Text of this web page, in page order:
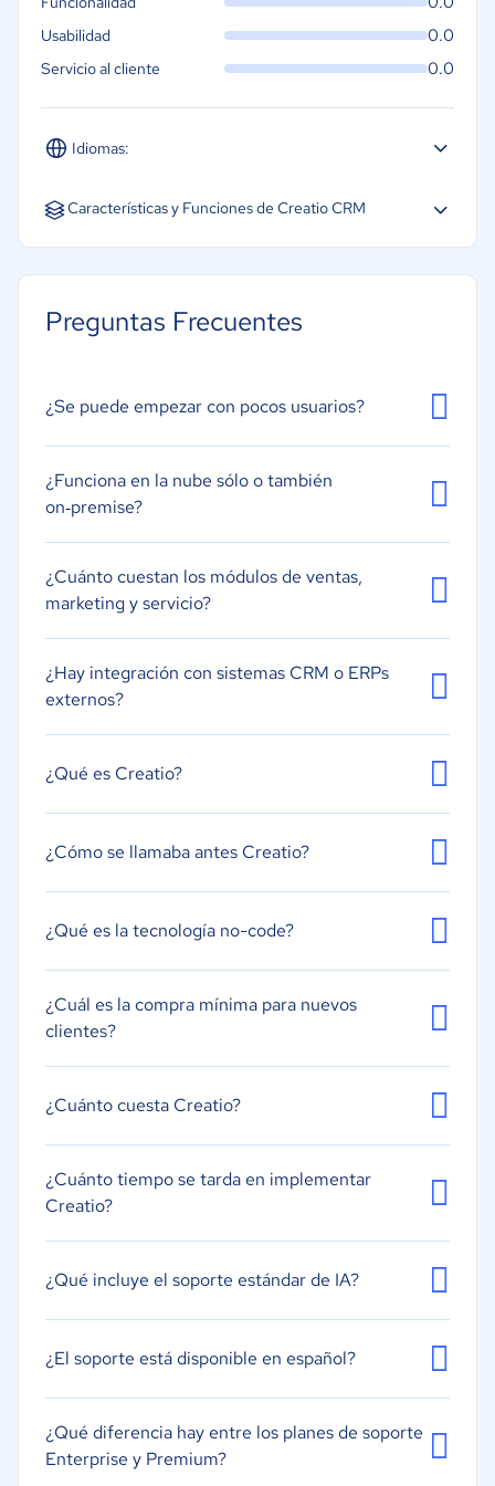
usuario al día.
Alojamiento cloud
Cumplimiento con SOC 2 Tipo II
comunidad en línea
Soporte básico
Idiomas:
Español Inglés Portugués
Usabilidad 0.0
Servicio al cliente 0.0
Características y Funciones de Creatio CRM
Integración de automatización de marketing
Marketing por correo electrónico
Gestión de tareas
Presupuestos y ofertas
Sistema de calendarios o recordatorios
Segmentación
Preguntas Frecuentes
¿Se puede empezar con pocos usuarios?
¿Funciona en la nube sólo o también
on‑premise?
¿Cuánto cuestan los módulos de ventas,
marketing y servicio?
¿Hay integración con sistemas CRM o ERPs
externos?
¿Qué es Creatio?
¿Cómo se llamaba antes Creatio?
¿Qué es la tecnología no-code?
¿Cuál es la compra mínima para nuevos
clientes?
¿Cuánto cuesta Creatio?
¿Cuánto tiempo se tarda en implementar
Creatio?
¿Qué incluye el soporte estándar de IA?
¿El soporte está disponible en español?
¿Qué diferencia hay entre los planes de soporte
Enterprise y Premium?